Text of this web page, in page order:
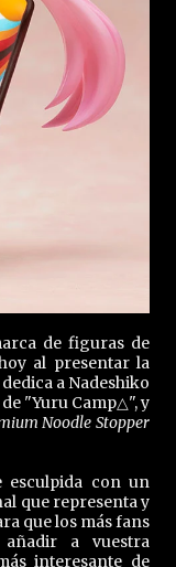
de figuras de
al presentar la
a Nadeshiko
"Yuru Camp△", y
Noodle Stopper
esculpida con un
que representa y
que los más fans
añadir a vuestra
interesante de